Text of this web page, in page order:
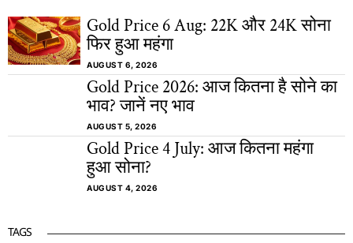
Gold Price 6 Aug: 22K और 24K सोना
फिर हुआ महंगा
AUGUST 6, 2026
Gold Price 2026: आज कितना है सोने का
भाव? जानें नए भाव
AUGUST 5, 2026
Gold Price 4 July: आज कितना महंगा
हुआ सोना?
AUGUST 4, 2026
TAGS